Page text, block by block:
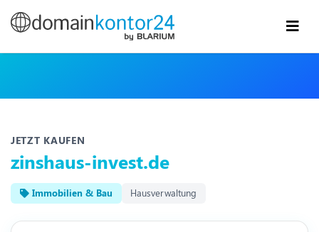
JETZT KAUFEN
zinshaus-invest.de
Immobilien & Bau Hausverwaltung